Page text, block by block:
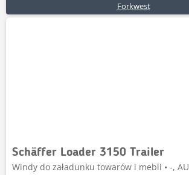
Forkwest
Schäffer Loader 3150 Trailer
Windy do załadunku towarów i mebli • -, AU